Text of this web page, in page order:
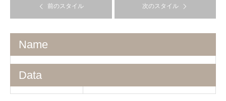
前のスタイル 次のスタイル
Name
Data